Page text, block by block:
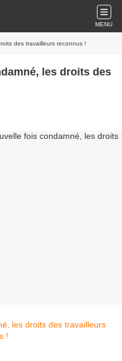
MENU
des travailleurs reconnus !
les droits des